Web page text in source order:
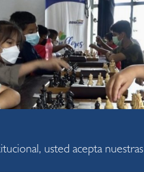
usted acepta nuestras